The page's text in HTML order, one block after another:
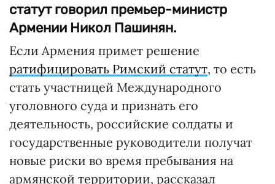
статут говорил премьер-министр
Армении Никол Пашинян.
Если Армения примет решение
ратифицировать Римский статут, то есть
стать участницей Международного
уголовного суда и признать его
деятельность, российские солдаты и
государственные руководители получат
новые риски во время пребывания на
армянской территории, рассказал